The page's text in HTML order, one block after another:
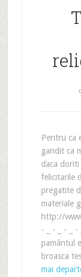
Pentru ca
gandit ca
daca
felicitarile
pregatite
materiale
http://
- _ - _ - _ -
pamântul
broasca
mai